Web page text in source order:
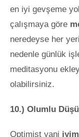
en iyi gevşeme
çalışmaya göre
neredeyse her
nedenle günlük
meditasyonu
olabilirsiniz.
10.) Olumlu
Optimist yani